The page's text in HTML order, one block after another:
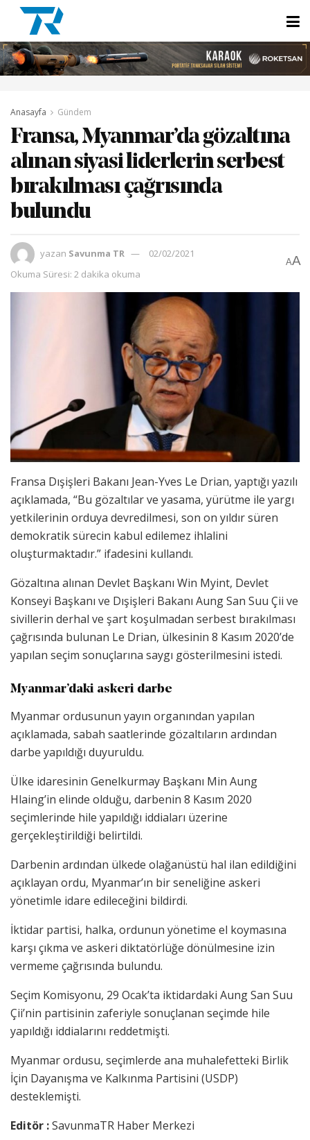
Anasayfa Gündem
Fransa, Myanmar’da gözaltına
alınan siyasi liderlerin serbest
bırakılması çağrısında
bulundu
yazan Savunma TR
02/02/2021
Okuma Süresi: 2 dakika okuma
AA
Fransa Dışişleri Bakanı Jean-Yves Le Drian, yaptığı yazılı
açıklamada, “Bu gözaltılar ve yasama, yürütme ile yargı
yetkilerinin orduya devredilmesi, son on yıldır süren
demokratik sürecin kabul edilemez ihlalini
oluşturmaktadır.” ifadesini kullandı.
Gözaltına alınan Devlet Başkanı Win Myint, Devlet
Konseyi Başkanı ve Dışişleri Bakanı Aung San Suu Çii ve
sivillerin derhal ve şart koşulmadan serbest bırakılması
çağrısında bulunan Le Drian, ülkesinin 8 Kasım 2020’de
yapılan seçim sonuçlarına saygı gösterilmesini istedi.
Myanmar’daki askeri darbe
Myanmar ordusunun yayın organından yapılan
açıklamada, sabah saatlerinde gözaltıların ardından
darbe yapıldığı duyuruldu.
Ülke idaresinin Genelkurmay Başkanı Min Aung
Hlaing’in elinde olduğu, darbenin 8 Kasım 2020
seçimlerinde hile yapıldığı iddiaları üzerine
gerçekleştirildiği belirtildi.
Darbenin ardından ülkede olağanüstü hal ilan edildiğini
açıklayan ordu, Myanmar’ın bir seneliğine askeri
yönetimle idare edileceğini bildirdi.
İktidar partisi, halka, ordunun yönetime el koymasına
karşı çıkma ve askeri diktatörlüğe dönülmesine izin
vermeme çağrısında bulundu.
Seçim Komisyonu, 29 Ocak’ta iktidardaki Aung San Suu
Çii’nin partisinin zaferiyle sonuçlanan seçimde hile
yapıldığı iddialarını reddetmişti.
Myanmar ordusu, seçimlerde ana muhalefetteki Birlik
İçin Dayanışma ve Kalkınma Partisini (USDP)
desteklemişti.
Editör :SavunmaTR Haber Merkezi